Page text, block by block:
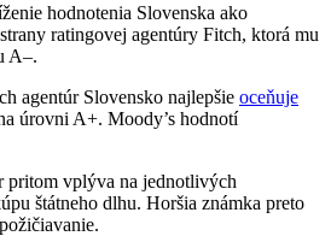
hodnotenia Slovenska ako
ratingovej agentúry Fitch, ktorá mu
A–.
agentúr Slovensko najlepšie oceňuje
úrovni A+. Moody’s hodnotí
pritom vplýva na jednotlivých
štátneho dlhu. Horšia známka preto